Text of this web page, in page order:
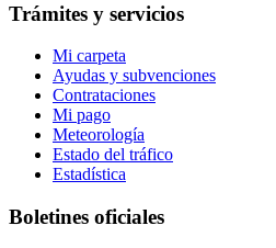
Trámites y servicios
Mi carpeta
Ayudas y subvenciones
Contrataciones
Mi pago
Meteorología
Estado del tráfico
Estadística
Boletines oficiales